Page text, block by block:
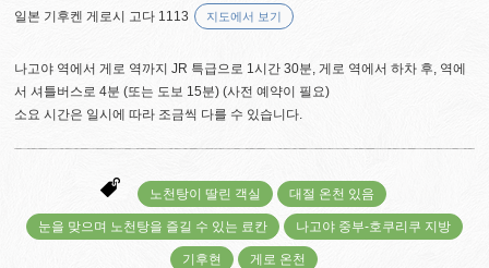
일본 기후켄 게로시 고다 1113 지도에서 보기
나고야 역에서 게로 역까지 JR 특급으로 1시간 30분, 게로 역에서 하차 후, 역에
서 셔틀버스로 4분 (또는 도보 15분) (사전 예약이 필요)
소요 시간은 일시에 따라 조금씩 다를 수 있습니다.
노천탕이 딸린 객실 대절 온천 있음
눈을 맞으며 노천탕을 즐길 수 있는 료칸 나고야 중부-호쿠리쿠 지방
기후현 게로 온천